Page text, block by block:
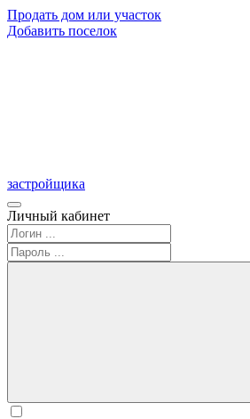
Продать дом или участок
Добавить поселок
застройщика
Личный кабинет